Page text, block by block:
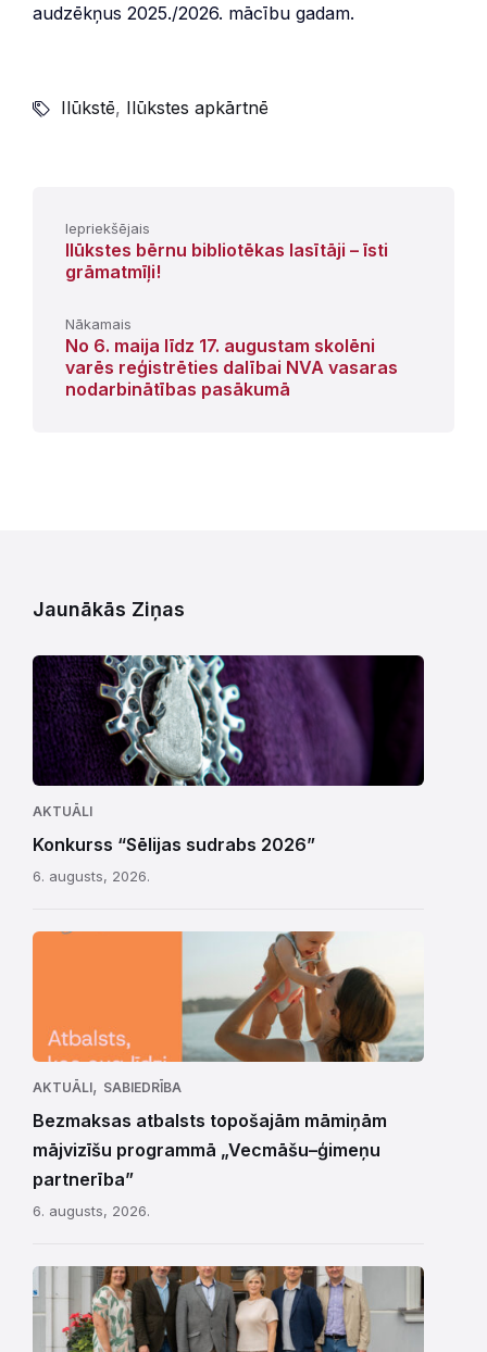
audzēkņus 2025./2026. mācību gadam.
Ilūkstē, Ilūkstes apkārtnē
Iepriekšējais
Ilūkstes bērnu bibliotēkas lasītāji – īsti
grāmatmīļi!
Nākamais
No 6. maija līdz 17. augustam skolēni
varēs reģistrēties dalībai NVA vasaras
nodarbinātības pasākumā
Jaunākās Ziņas
AKTUĀLI
Konkurss “Sēlijas sudrabs 2026”
6. augusts, 2026.
AKTUĀLI, SABIEDRĪBA
Bezmaksas atbalsts topošajām māmiņām
mājvizīšu programmā „Vecmāšu–ģimeņu
partnerība”
6. augusts, 2026.